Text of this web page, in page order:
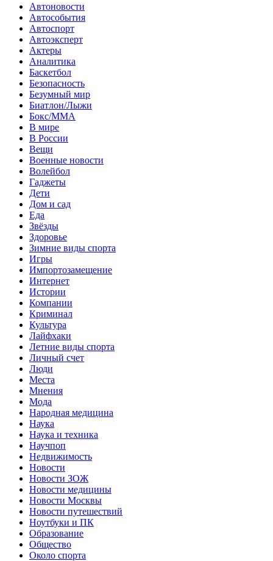
Автоновости
Автособытия
Автоспорт
Автоэксперт
Актеры
Аналитика
Баскетбол
Безопасность
Безумный мир
Биатлон/Лыжи
Бокс/MMA
В мире
В России
Вещи
Военные новости
Волейбол
Гаджеты
Дети
Дом и сад
Еда
Звёзды
Здоровье
Зимние виды спорта
Игры
Импортозамещение
Интернет
Истории
Компании
Криминал
Культура
Лайфхаки
Летние виды спорта
Личный счет
Люди
Места
Мнения
Мода
Народная медицина
Наука
Наука и техника
Научпоп
Недвижимость
Новости
Новости ЗОЖ
Новости медицины
Новости Москвы
Новости путешествий
Ноутбуки и ПК
Образование
Общество
Около спорта